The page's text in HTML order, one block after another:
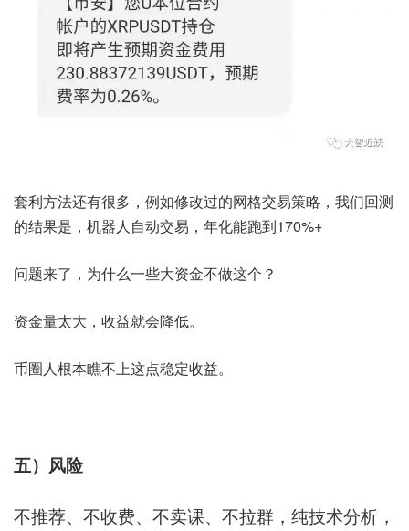
套利方法还有很多，例如修改过的网格交易策略，我们回测
的结果是，机器人自动交易，年化能跑到170%+
问题来了，为什么一些大资金不做这个？
资金量太大，收益就会降低。
币圈人根本瞧不上这点稳定收益。
五）风险
不推荐、不收费、不卖课、不拉群，纯技术分析，